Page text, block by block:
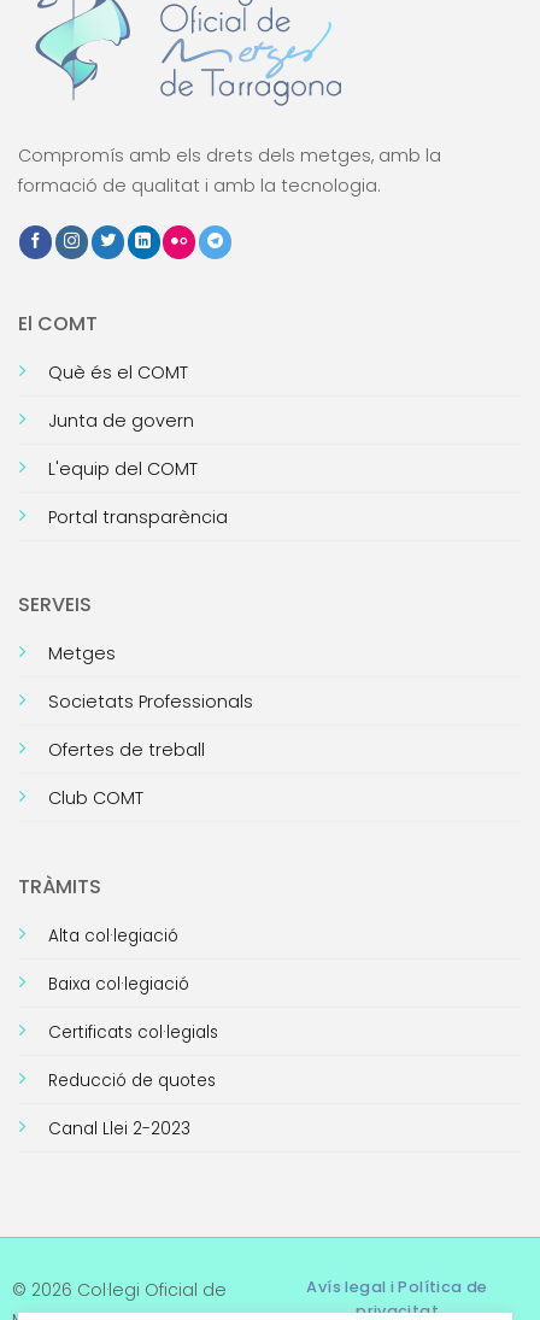
Compromís amb els drets dels metges, amb la
formació de qualitat i amb la tecnologia.
El COMT
Què és el COMT
Junta de govern
L'equip del COMT
Portal transparència
SERVEIS
Metges
Societats Professionals
Ofertes de treball
Club COMT
TRÀMITS
Alta col·legiació
Baixa col·legiació
Certificats col·legials
Reducció de quotes
Canal Llei 2-2023
© 2026 Col·legi Oficial de
Avís legal i Política de
privacitat